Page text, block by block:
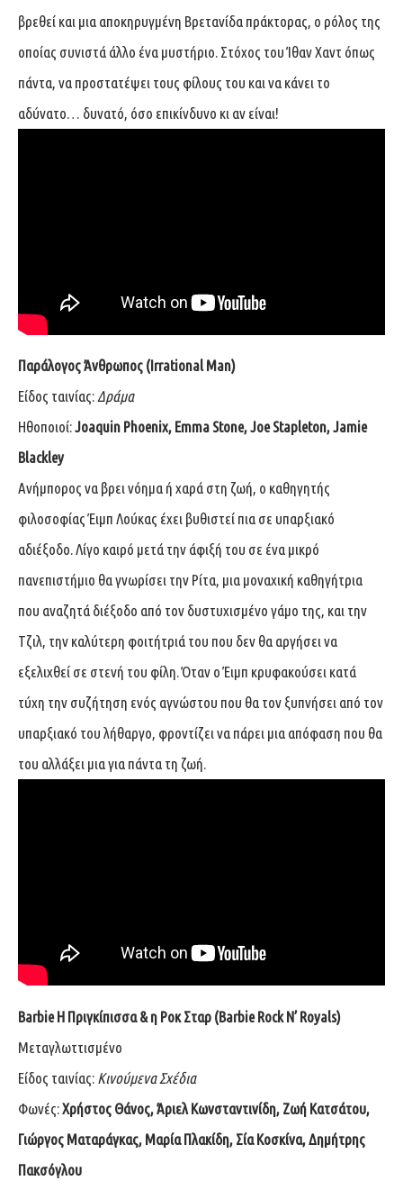
βρεθεί και μια αποκηρυγμένη Βρετανίδα πράκτορας, ο ρόλος της
οποίας συνιστά άλλο ένα μυστήριο. Στόχος του Ίθαν Χαντ όπως
πάντα, να προστατέψει τους φίλους του και να κάνει το
αδύνατο… δυνατό, όσο επικίνδυνο κι αν είναι!
Παράλογος Άνθρωπος (Irrational Man)
Είδος ταινίας: Δράμα
Ηθοποιοί:Joaquin Phoenix, Emma Stone, Joe Stapleton, Jamie
Blackley
Ανήμπορος να βρει νόημα ή χαρά στη ζωή, ο καθηγητής
φιλοσοφίας Έιμπ Λούκας έχει βυθιστεί πια σε υπαρξιακό
αδιέξοδο. Λίγο καιρό μετά την άφιξή του σε ένα μικρό
πανεπιστήμιο θα γνωρίσει την Ρίτα, μια μοναχική καθηγήτρια
που αναζητά διέξοδο από τον δυστυχισμένο γάμο της, και την
Τζιλ, την καλύτερη φοιτήτριά του που δεν θα αργήσει να
εξελιχθεί σε στενή του φίλη. Όταν ο Έιμπ κρυφακούσει κατά
τύχη την συζήτηση ενός αγνώστου που θα τον ξυπνήσει από τον
υπαρξιακό του λήθαργο, φροντίζει να πάρει μια απόφαση που θα
του αλλάξει μια για πάντα τη ζωή.
Barbie Η Πριγκίπισσα & η Ροκ Σταρ (Barbie Rock N’ Royals)
Μεταγλωττισμένο
Είδος ταινίας: Κινούμενα Σχέδια
Φωνές:Χρήστος Θάνος, Άριελ Κωνσταντινίδη, Ζωή Κατσάτου,
Γιώργος Ματαράγκας, Μαρία Πλακίδη, Σία Κοσκίνα, Δημήτρης
Πακσόγλου